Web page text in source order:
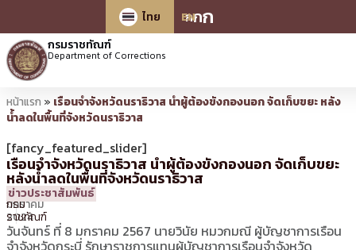
กกก
ไทย
EN
กรมราชทัณฑ์
Department of Corrections
หน้าแรก » เรือนจำจังหวัดนราธิวาส นำผู้ต้องขังกองนอก จัดเก็บขยะ หลัง
น้ำลดในพื้นที่จังหวัดนราธิวาส
[fancy_featured_slider]
เรือนจำจังหวัดนราธิวาส นำผู้ต้องขังกองนอก จัดเก็บขยะ
หลังน้ำลดในพื้นที่จังหวัดนราธิวาส
8
มกราคม
2024
18:44 น.
โดย
ประชาสัมพันธ์
กรม
ราชทัณฑ์
ข่าวประชาสัมพันธ์
วันจันทร์ ที่ 8 มกราคม 2567 นายวินัย หมวกมณี ผู้บัญชาการเรือน
จำจังหวัดกระบี่ รักษาราชการแทนผู้บัญชาการเรือนจำจังหวัด